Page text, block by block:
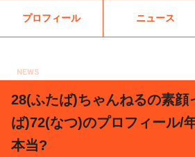
プロフィール ニュース
NEWS
28(ふたば)ちゃんねるの素顔
ば)72(なつ)のプロフィール/
本当?